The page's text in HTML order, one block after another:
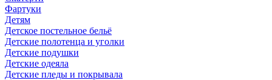
Фартуки
Детям
Детское постельное бельё
Детские полотенца и уголки
Детские подушки
Детские одеяла
Детские пледы и покрывала